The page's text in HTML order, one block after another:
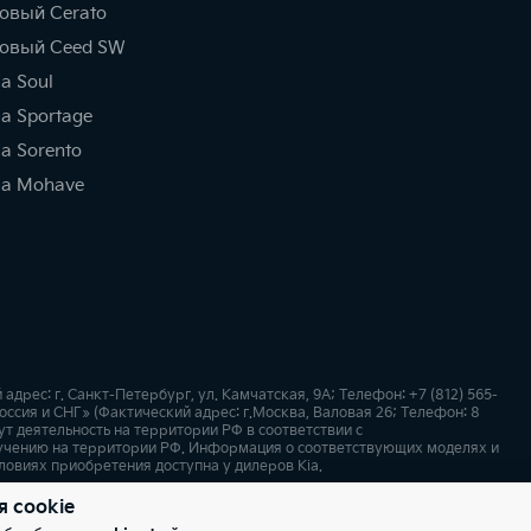
Cerato
Ceed SW
Soul
Sportage
Sorento
Mohave
г. Санкт-Петербург, ул. Камчатская, 9А; Телефон: +7 (812) 565-
и СНГ» (Фактический адрес: г.Москва, Валовая 26; Телефон: 8
на территории РФ в соответствии с
на территории РФ. Информация о соответствующих моделях и
приобретения доступна у дилеров Kia.
Карта сайта
cookie